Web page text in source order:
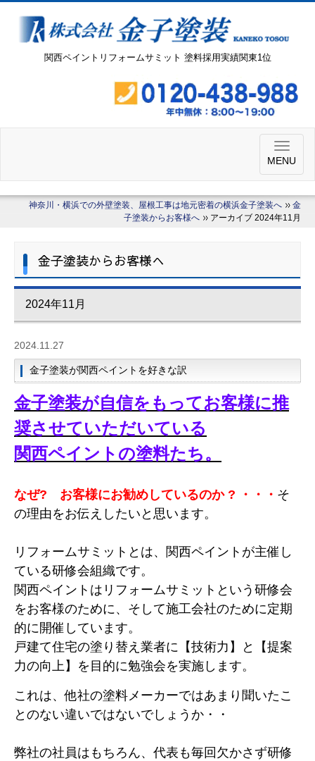
関西ペイントリフォームサミット 塗料採用実績関東1位
MENU
神奈川・横浜での外壁塗装、屋根工事は地元密着の横浜金子塗装へ
金
子塗装からお客様へ
アーカイブ 2024年11月
金子塗装からお客様へ
2024年11月
2024.11.27
金子塗装が関西ペイントを好きな訳
金子塗装が自信をもってお客様に推
奨させていただいている
関西ペイントの塗料たち。
なぜ? お客様にお勧めしているのか ? ・・・ そ
の理由をお伝えしたいと思います。
リフォームサミットとは、関西ペイントが主催し
ている研修会組織です。
関西ペイントはリフォームサミットという研修会
をお客様のために、そして施工会社のために定期
的に開催しています。
戸建て住宅の塗り替え業者に【技術力】と【提案
力の向上】を目的に勉強会を実施します。
これは、他社の塗料メーカーではあまり聞いたこ
とのない違いではないでしょうか・・
弊社の社員はもちろん、代表も毎回欠かさず研修